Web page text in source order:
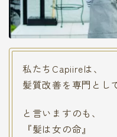
私たちCapiireは、
髪質改善を専門とし
と言いますのも、
『髪は女の命』